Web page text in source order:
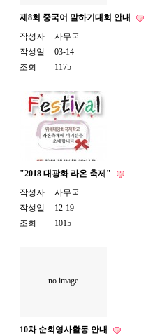
제8회 중국어 말하기대회 안내
작성자
사무국
작성일
03-14
조회
1175
"2018 대광화 라온 축제"
작성자
사무국
작성일
12-19
조회
1015
no image
10차 순회영사활동 안내